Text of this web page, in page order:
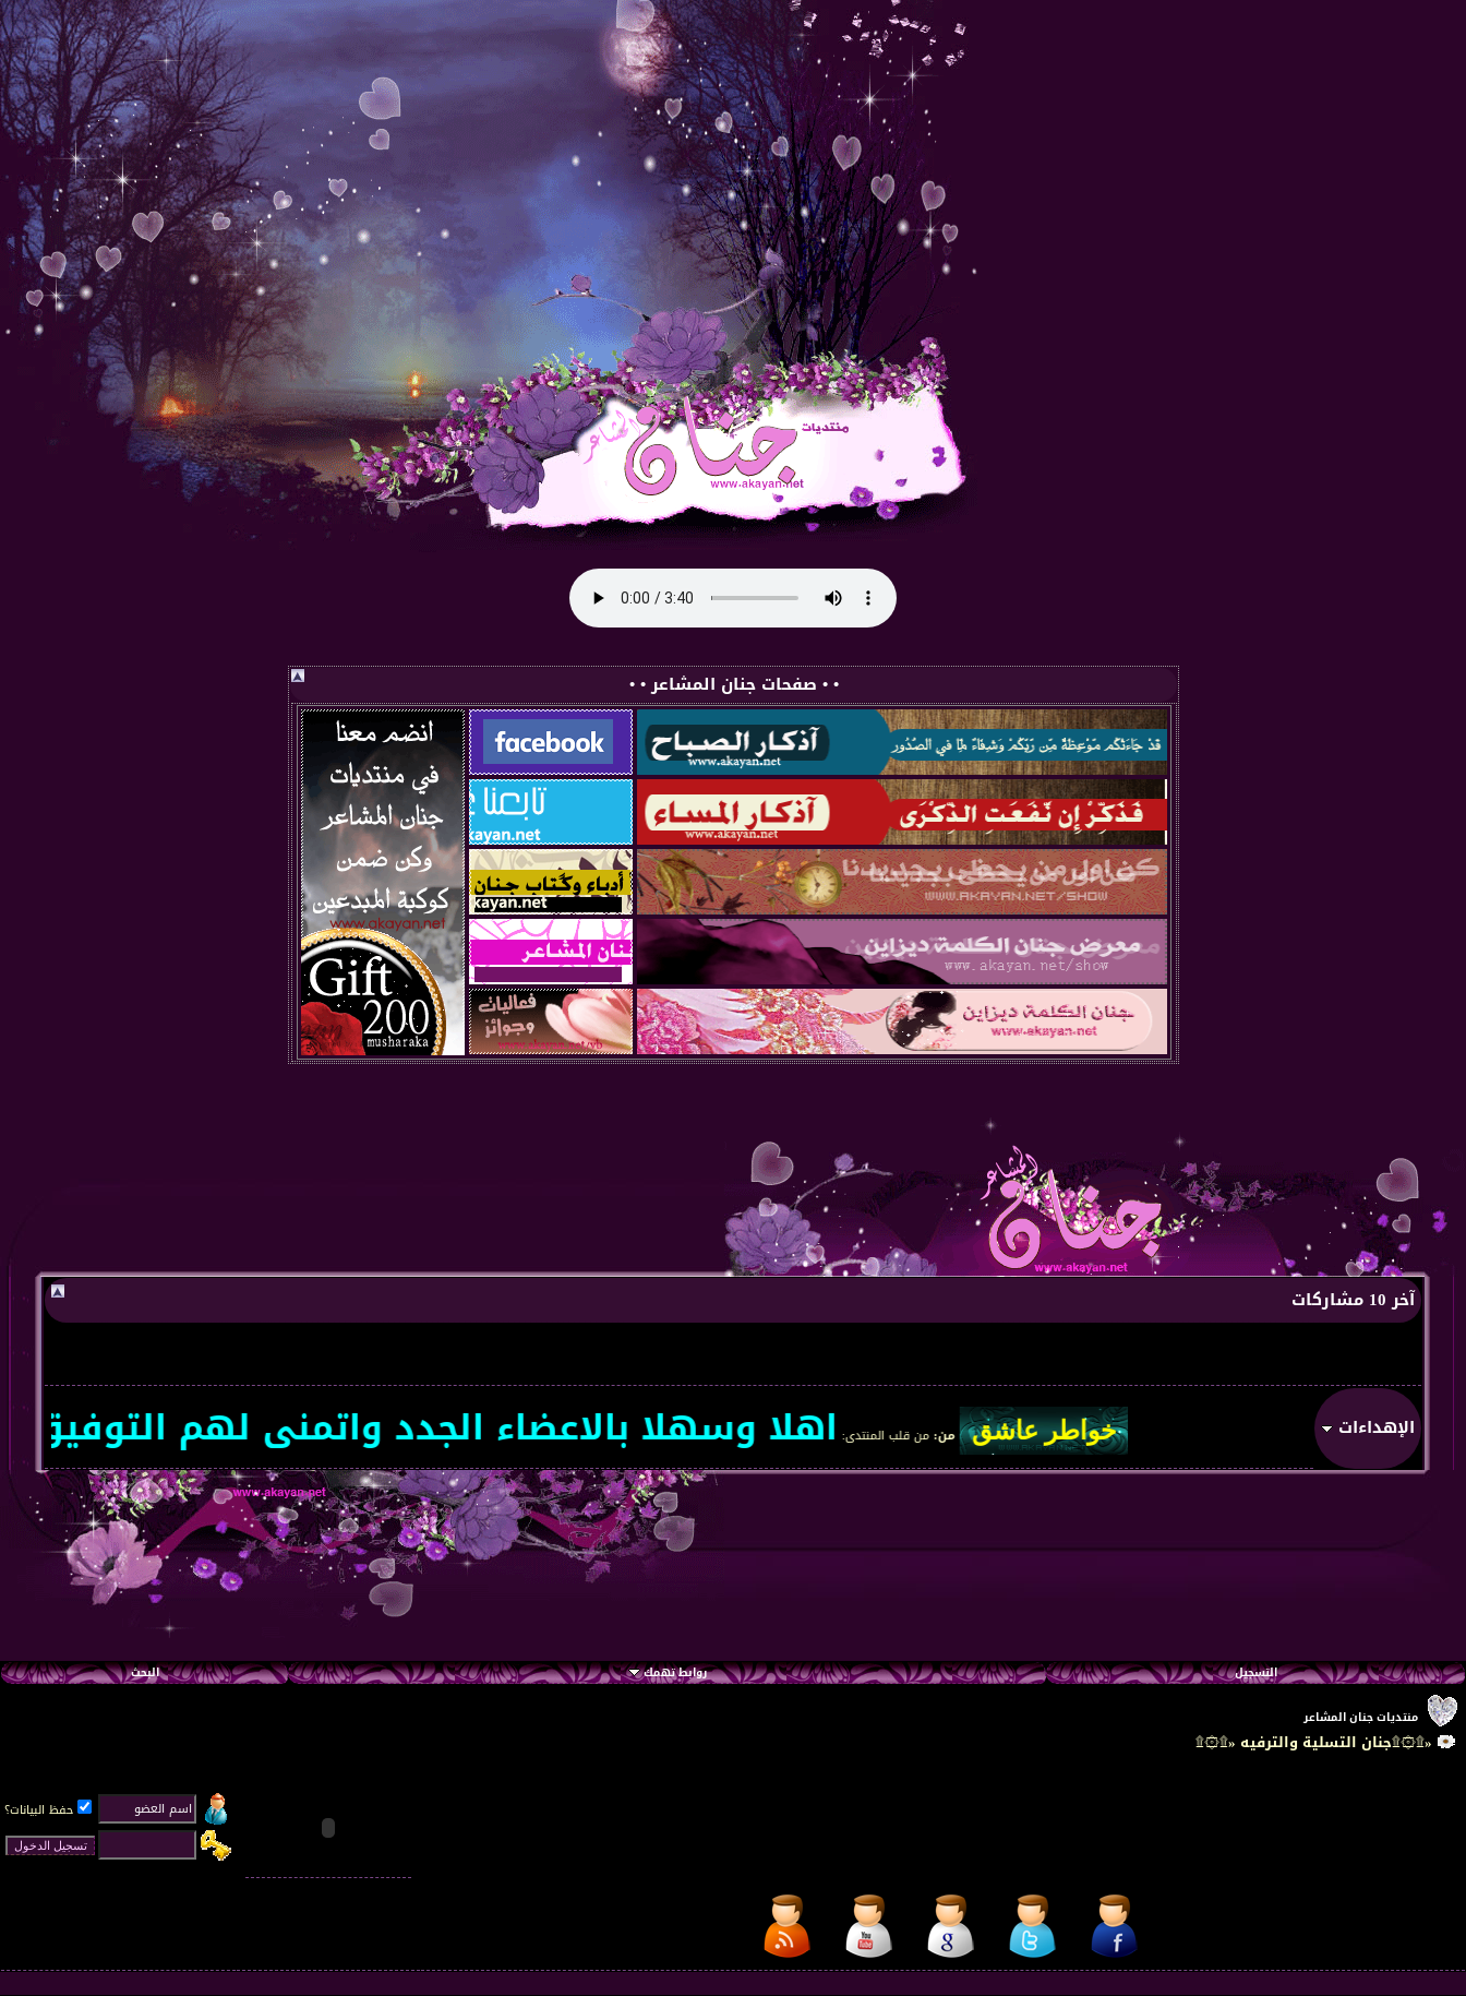
• • صفحات جنان المشاعر • •
آخر 10 مشاركات
الإهداءات من:من قلب المنتدى:اهلا وسهلا بالاعضاء الجدد واتمنى لهم التوفيق
التسجيل روابط تهمك البحث
منتديات جنان المشاعر
«۩۞۩جنان التسلية والترفيه «۩۞۩
حفظ البيانات؟